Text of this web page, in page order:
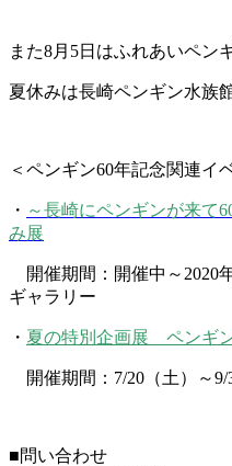
また8月5日はふれあいペン
夏休みは長崎ペンギン水族
＜ペンギン60年記念関連イ
・ ～長崎にペンギンが来て
み展
開催期間：開催中～2020
ギャラリー
・ 夏の特別企画展 ペンギ
開催期間：7/20（土）～
■問い合わせ